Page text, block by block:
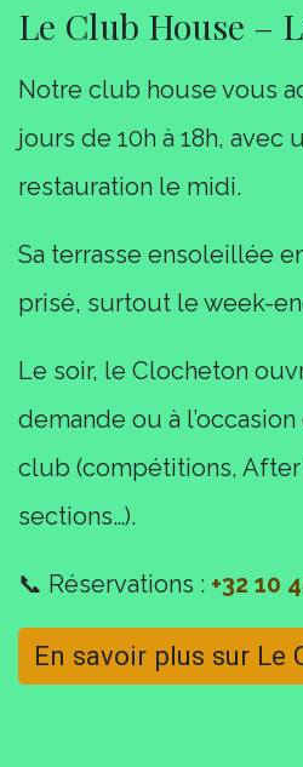
Le Club House –
Notre club house vous
jours de 10h à 18h, avec
restauration le midi.
Sa terrasse ensoleillée
prisé, surtout le week-
Le soir, le Clocheton
demande ou à
club (compétitions,
sections…).
📞 Réservations : +32 10
En savoir plus sur Le